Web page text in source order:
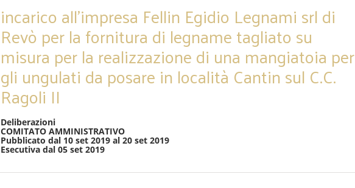
incarico all’impresa Fellin Egidio Legnami srl di
Revò per la fornitura di legname tagliato su
misura per la realizzazione di una mangiatoia per
gli ungulati da posare in località Cantin sul C.C.
Ragoli II
Deliberazioni
COMITATO AMMINISTRATIVO
Pubblicato dal 10 set 2019 al 20 set 2019
Esecutiva dal 05 set 2019